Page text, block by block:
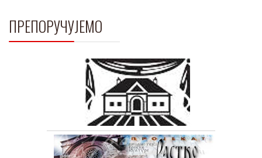
ПРЕПОРУЧУЈЕМО